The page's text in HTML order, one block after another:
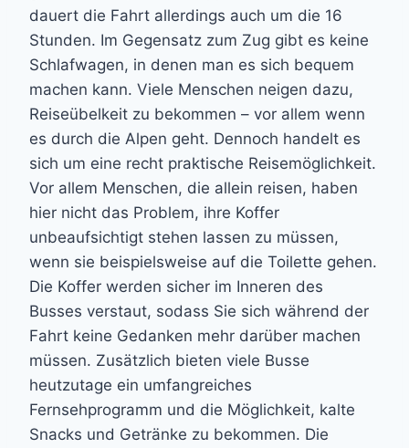
dauert die Fahrt allerdings auch um die 16
Stunden. Im Gegensatz zum Zug gibt es keine
Schlafwagen, in denen man es sich bequem
machen kann. Viele Menschen neigen dazu,
Reiseübelkeit zu bekommen – vor allem wenn
es durch die Alpen geht. Dennoch handelt es
sich um eine recht praktische Reisemöglichkeit.
Vor allem Menschen, die allein reisen, haben
hier nicht das Problem, ihre Koffer
unbeaufsichtigt stehen lassen zu müssen,
wenn sie beispielsweise auf die Toilette gehen.
Die Koffer werden sicher im Inneren des
Busses verstaut, sodass Sie sich während der
Fahrt keine Gedanken mehr darüber machen
müssen. Zusätzlich bieten viele Busse
heutzutage ein umfangreiches
Fernsehprogramm und die Möglichkeit, kalte
Snacks und Getränke zu bekommen. Die